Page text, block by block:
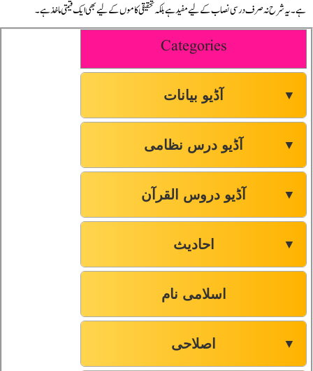
ہے۔ یہ شرح نہ صرف درسی نصاب کے لیے مفید ہے بلکہ تحقیقی کاموں کے لیے بھی ایک قیمتی ماخذ ہے۔
Categories
آڈیو بیانات ▼
آڈیو درس نظامی ▼
آڈیو دروس القرآن ▼
احادیث ▼
اسلامی نام
اصلاحی ▼